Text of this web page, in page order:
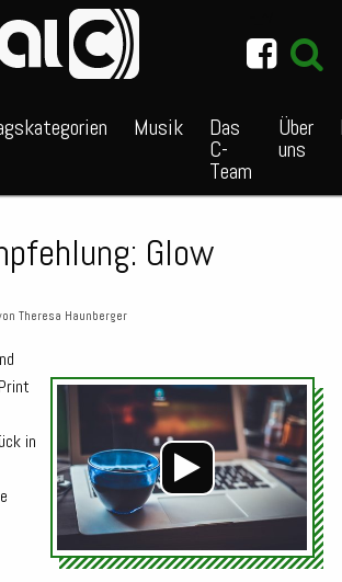
Musik Das
C-
Team
Über
uns
Glow
Theresa Haunberger
in